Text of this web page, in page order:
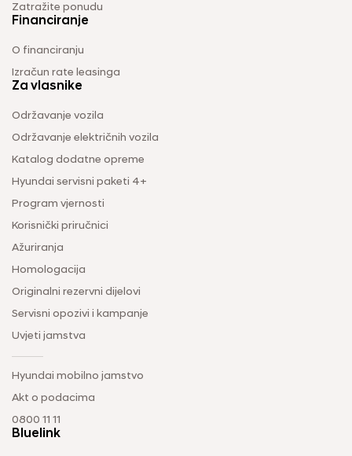
Zatražite ponudu
Financiranje
O financiranju
Izračun rate leasinga
Za vlasnike
Održavanje vozila
Održavanje električnih vozila
Katalog dodatne opreme
Hyundai servisni paketi 4+
Program vjernosti
Korisnički priručnici
Ažuriranja
Homologacija
Originalni rezervni dijelovi
Servisni opozivi i kampanje
Uvjeti jamstva
Hyundai mobilno jamstvo
Akt o podacima
0800 11 11
Bluelink